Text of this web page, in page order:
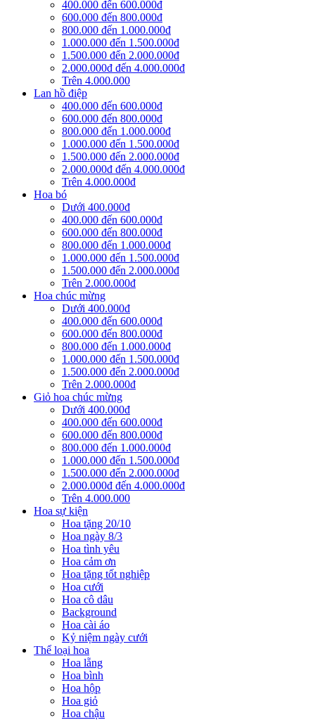
400.000 đến 600.000đ
600.000 đến 800.000đ
800.000 đến 1.000.000đ
1.000.000 đến 1.500.000đ
1.500.000 đến 2.000.000đ
2.000.000đ đến 4.000.000đ
Trên 4.000.000
Lan hồ điệp
400.000 đến 600.000đ
600.000 đến 800.000đ
800.000 đến 1.000.000đ
1.000.000 đến 1.500.000đ
1.500.000 đến 2.000.000đ
2.000.000đ đến 4.000.000đ
Trên 4.000.000đ
Hoa bó
Dưới 400.000đ
400.000 đến 600.000đ
600.000 đến 800.000đ
800.000 đến 1.000.000đ
1.000.000 đến 1.500.000đ
1.500.000 đến 2.000.000đ
Trên 2.000.000đ
Hoa chúc mừng
Dưới 400.000đ
400.000 đến 600.000đ
600.000 đến 800.000đ
800.000 đến 1.000.000đ
1.000.000 đến 1.500.000đ
1.500.000 đến 2.000.000đ
Trên 2.000.000đ
Giỏ hoa chúc mừng
Dưới 400.000đ
400.000 đến 600.000đ
600.000 đến 800.000đ
800.000 đến 1.000.000đ
1.000.000 đến 1.500.000đ
1.500.000 đến 2.000.000đ
2.000.000đ đến 4.000.000đ
Trên 4.000.000
Hoa sự kiện
Hoa tặng 20/10
Hoa ngày 8/3
Hoa tình yêu
Hoa cảm ơn
Hoa tặng tốt nghiệp
Hoa cưới
Hoa cô dâu
Background
Hoa cài áo
Kỷ niệm ngày cưới
Thể loại hoa
Hoa lẵng
Hoa bình
Hoa hộp
Hoa giỏ
Hoa chậu